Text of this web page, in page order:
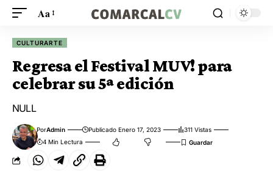
Aa
CULTURARTE
Regresa el Festival MUV! para
celebrar su 5ª edición
NULL
PorAdmin Publicado Enero 17, 2023
311 Vistas
4 Min Lectura